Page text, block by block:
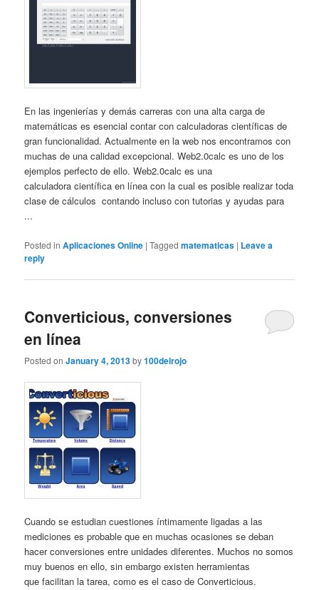
En las ingenierías y demás carreras con una alta carga de
matemáticas es esencial contar con calculadoras científicas de
gran funcionalidad. Actualmente en la web nos encontramos con
muchas de una calidad excepcional. Web2.0calc es uno de los
ejemplos perfecto de ello. Web2.0calc es una
calculadora científica en línea con la cual es posible realizar toda
clase de cálculos contando incluso con tutorias y ayudas para
...
Posted in Aplicaciones Online |Tagged matematicas | Leave a
reply
Converticious, conversiones
en línea
Posted onJanuary 4, 2013by100delrojo
Cuando se estudian cuestiones íntimamente ligadas a las
mediciones es probable que en muchas ocasiones se deban
hacer conversiones entre unidades diferentes. Muchos no somos
muy buenos en ello, sin embargo existen herramientas
que facilitan la tarea, como es el caso de Converticious.